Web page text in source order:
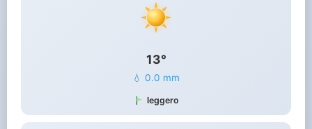
13°
💧 0.0 mm
leggero